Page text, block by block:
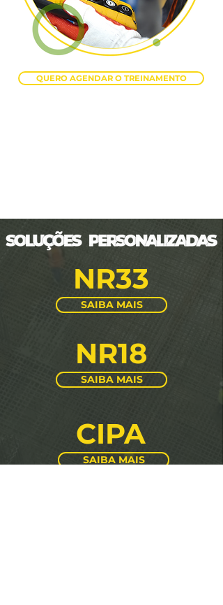
QUERO AGENDAR O TREINAMENTO
NR33
SAIBA MAIS
NR18
SAIBA MAIS
CIPA
SAIBA MAIS